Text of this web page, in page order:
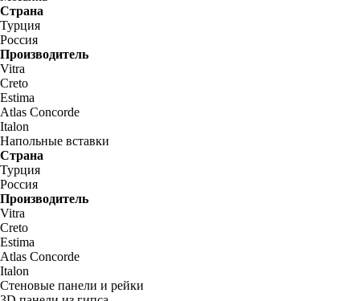
Страна
Турция
Россия
Производитель
Vitra
Creto
Estima
Atlas Concorde
Italon
Напольные вставки
Страна
Турция
Россия
Производитель
Vitra
Creto
Estima
Atlas Concorde
Italon
Стеновые панели и рейки